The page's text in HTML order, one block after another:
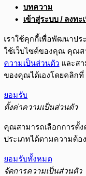
บทความ
เข้าสู่ระบบ / ลงทะ
เราใช้คุกกี้เพื่อพัฒนาป
ใช้เว็บไซต์ของคุณ คุณส
ความเป็นส่วนตัว และส
ของคุณได้เองโดยคลิกที่
ยอมรับ
ตั้งค่าความเป็นส่วนตัว
คุณสามารถเลือกการตั้
ประเภทได้ตามความต้อ
ยอมรับทั้งหมด
จัดการความเป็นส่วนตัว